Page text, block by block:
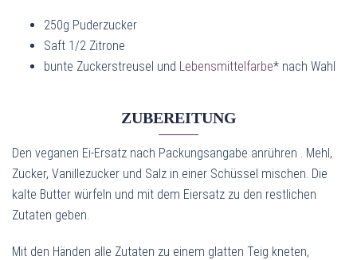
250g Puderzucker
Saft 1/2 Zitrone
bunte Zuckerstreusel und Lebensmittelfarbe* nach Wahl
ZUBEREITUNG
Den veganen Ei-Ersatz nach Packungsangabe anrühren . Mehl,
Zucker, Vanillezucker und Salz in einer Schüssel mischen. Die
kalte Butter würfeln und mit dem Eiersatz zu den restlichen
Zutaten geben.
Mit den Händen alle Zutaten zu einem glatten Teig kneten,